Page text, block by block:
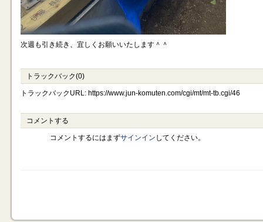
次週も引き続き、宜しくお願いいたします＾＾
トラックバック(0)
トラックバックURL: https://www.jun-komuten.com/cgi/mt/mt-tb.cgi/46
コメントする
コメントするにはまずサインイン してください。